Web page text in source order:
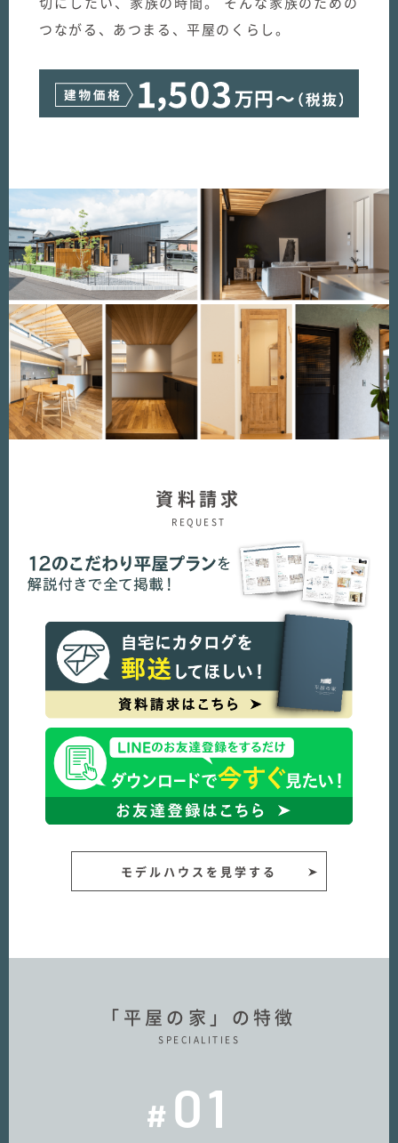
お電話での
お問い合わ
0120-37-
つながる、あつまる、平屋のくらし。
資料請求
REQUEST
モデルハウスを見学する
「平屋の家」の特徴
SPECIALITIES
# 01